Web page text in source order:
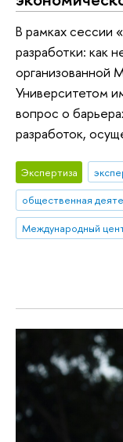
В рамках сессии
разработки: как
организованной
Университетом
вопрос о
разработок,
Экспертиза
общественная